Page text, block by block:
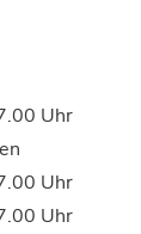
Uhr
Uhr
Uhr